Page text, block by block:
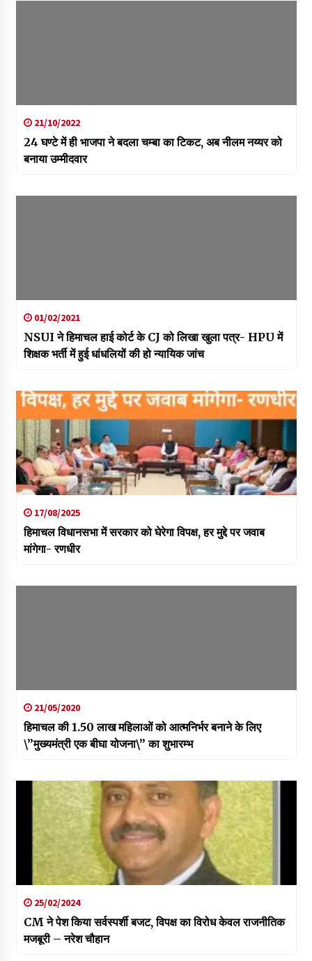
21/10/2022
24 घण्टे में ही भाजपा ने बदला चम्बा का टिकट, अब नीलम नय्यर को
बनाया उम्मीदवार
01/02/2021
NSUI ने हिमाचल हाई कोर्ट के CJ को लिखा खुला पत्र- HPU में
शिक्षक भर्ती में हुई धांधलियों की हो न्यायिक जांच
17/08/2025
हिमाचल विधानसभा में सरकार को घेरेगा विपक्ष, हर मुद्दे पर जवाब
मांगेगा- रणधीर
21/05/2020
हिमाचल की 1.50 लाख महिलाओं को आत्मनिर्भर बनाने के लिए
\”मुख्यमंत्री एक बीघा योजना\” का शुभारम्भ
25/02/2024
CM ने पेश किया सर्वस्पर्शी बजट, विपक्ष का विरोध केवल राजनीतिक
मजबूरी – नरेश चौहान